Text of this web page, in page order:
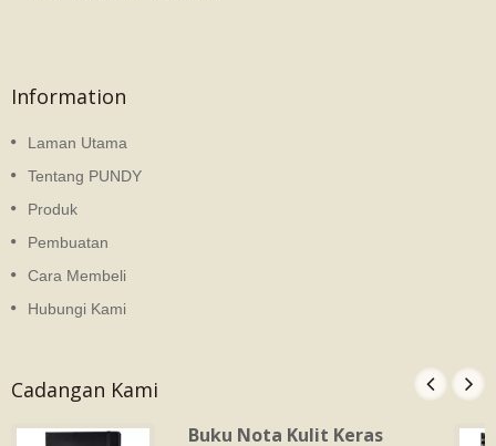
Information
Laman Utama
Tentang PUNDY
Produk
Pembuatan
Cara Membeli
Hubungi Kami
Cadangan Kami
Buku Nota Kulit Keras